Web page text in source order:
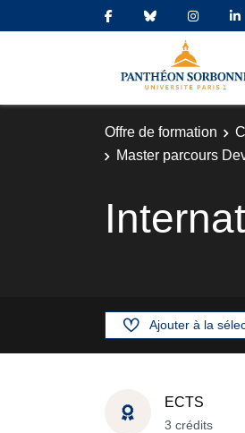
Offre de formation
Master parcours
Ajouter à la
ECTS
3 crédits